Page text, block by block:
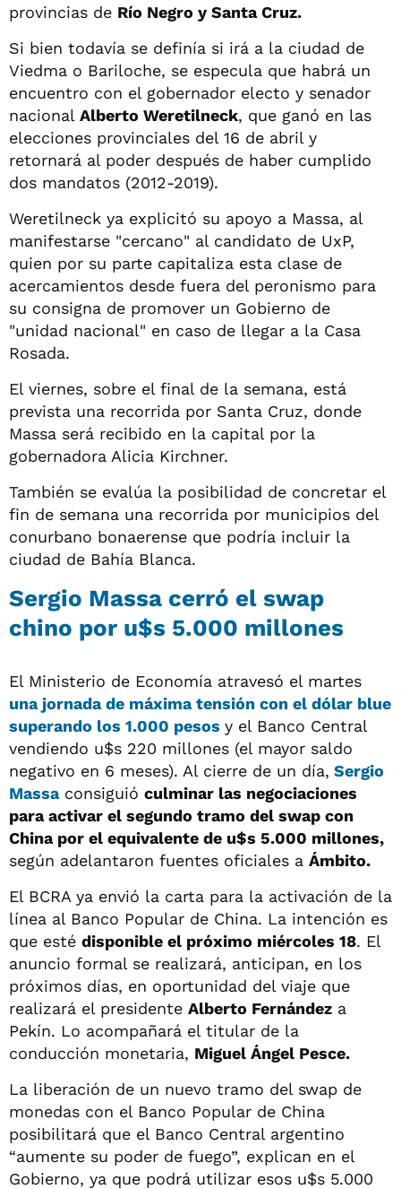
provincias de Río Negro y Santa Cruz.
Si bien todavía se definía si irá a la ciudad de
Viedma o Bariloche, se especula que habrá un
encuentro con el gobernador electo y senador
nacional Alberto Weretilneck, que ganó en las
elecciones provinciales del 16 de abril y
retornará al poder después de haber cumplido
dos mandatos (2012-2019).
Weretilneck ya explicitó su apoyo a Massa, al
manifestarse "cercano" al candidato de UxP,
quien por su parte capitaliza esta clase de
acercamientos desde fuera del peronismo para
su consigna de promover un Gobierno de
"unidad nacional" en caso de llegar a la Casa
Rosada.
El viernes, sobre el final de la semana, está
prevista una recorrida por Santa Cruz, donde
Massa será recibido en la capital por la
gobernadora Alicia Kirchner.
También se evalúa la posibilidad de concretar el
fin de semana una recorrida por municipios del
conurbano bonaerense que podría incluir la
ciudad de Bahía Blanca.
Sergio Massa cerró el swap
chino por u$s 5.000 millones
El Ministerio de Economía atravesó el martes
una jornada de máxima tensión con el dólar blue
superando los 1.000 pesos y el Banco Central
vendiendo u$s 220 millones (el mayor saldo
negativo en 6 meses). Al cierre de un día, Sergio
Massaconsiguió culminar las negociaciones
para activar el segundo tramo del swap con
China por el equivalente de u$s 5.000 millones,
según adelantaron fuentes oficiales a Ámbito.
El BCRA ya envió la carta para la activación de la
línea al Banco Popular de China. La intención es
que esté disponible el próximo miércoles 18. El
anuncio formal se realizará, anticipan, en los
próximos días, en oportunidad del viaje que
realizará el presidente Alberto Fernández a
Pekín. Lo acompañará el titular de la
conducción monetaria, Miguel Ángel Pesce.
La liberación de un nuevo tramo del swap de
monedas con el Banco Popular de China
posibilitará que el Banco Central argentino
“aumente su poder de fuego”, explican en el
Gobierno, ya que podrá utilizar esos u$s 5.000